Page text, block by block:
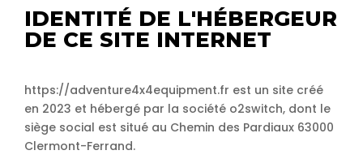
IDENTITÉ DE L'HÉBERGEUR
DE CE SITE INTERNET
https://adventure4x4equipment.fr est un site créé
en 2023 et hébergé par la société o2switch, dont le
siège social est situé au Chemin des Pardiaux 63000
Clermont-Ferrand.